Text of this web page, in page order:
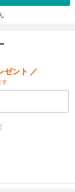
ゼント ／
す